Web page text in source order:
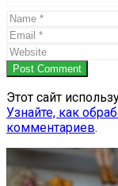
Post Comment
Этот сайт
Узнайте, как
комментариев.